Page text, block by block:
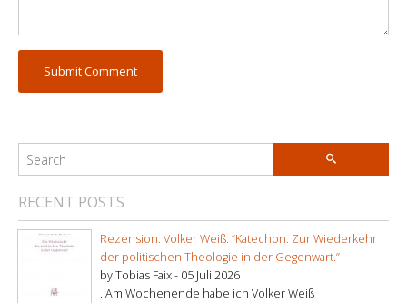
RECENT POSTS
Rezension: Volker Weiß: “Katechon. Zur Wiederkehr
der politischen Theologie in der Gegenwart.”
by Tobias Faix - 05 Juli 2026
. Am Wochenende habe ich Volker Weiß